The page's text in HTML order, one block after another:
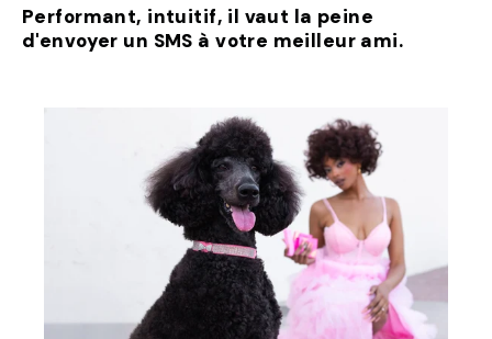
Performant, intuitif, il vaut la peine
d'envoyer un SMS à votre meilleur ami.